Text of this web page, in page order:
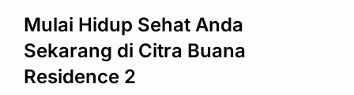
Mulai Hidup Sehat Anda
Sekarang di Citra Buana
Residence 2